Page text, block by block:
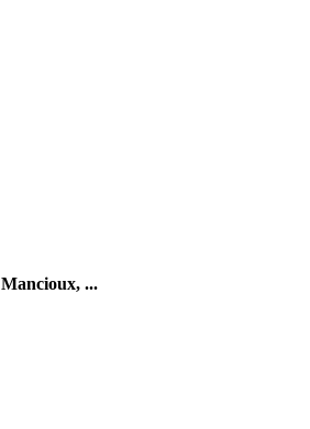
Mancioux, ...